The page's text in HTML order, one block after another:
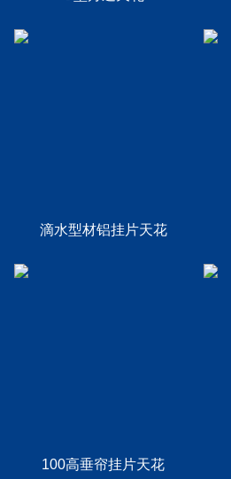
滴水型材铝挂片天花
100高垂帘挂片天花